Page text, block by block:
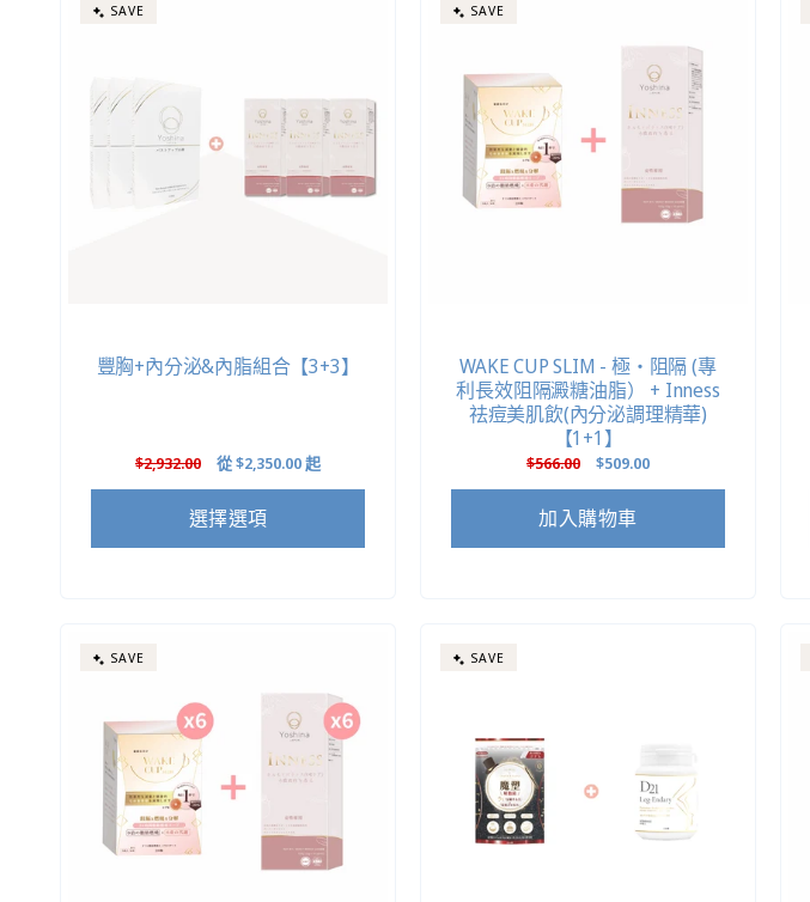
SAVE
豐胸+內分泌&內脂組合【3+3】
定
$2,932.00 售
價
從$2,350.00起
選擇選項
SAVE
WAKE CUP SLIM - 極・阻隔 (專
利長效阻隔澱糖油脂） + Inness
祛痘美肌飲(內分泌調理精華)
【1+1】
定
$566.00 售
$509.00
加入購物車
SAVE SAVE